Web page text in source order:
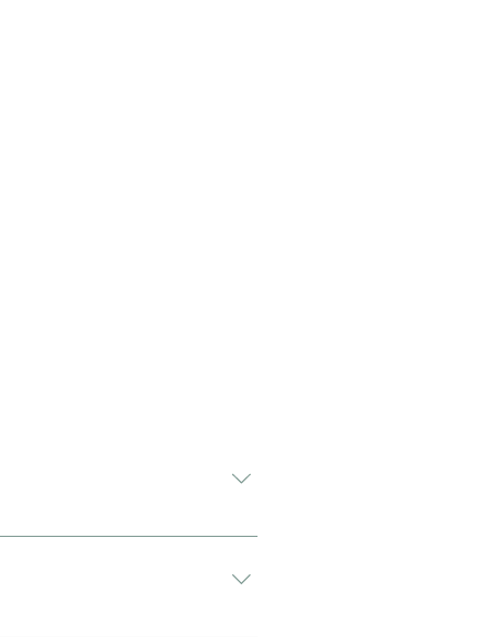
配送方法は通常宅急便コンパクト